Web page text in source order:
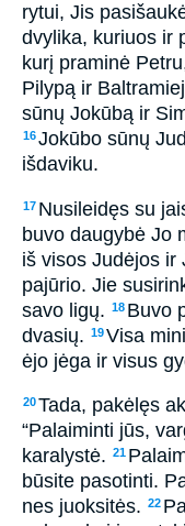
rytui, Jis
dvylika, kuriuos ir
kurį praminė
Pilypą ir
sūnų Jokūbą ir
16Jokūbo sūnų
išdaviku.
17 Nusileidęs su
buvo daugybė Jo
iš visos Judėjos ir
pajūrio. Jie
savo ligų. 18 Buvo
dvasių. 19Visa
ėjo jėga ir visus
20Tada, pakėlęs
“Palaiminti jūs,
karalystė. 21
būsite pasotinti.
nes juoksitės. 22